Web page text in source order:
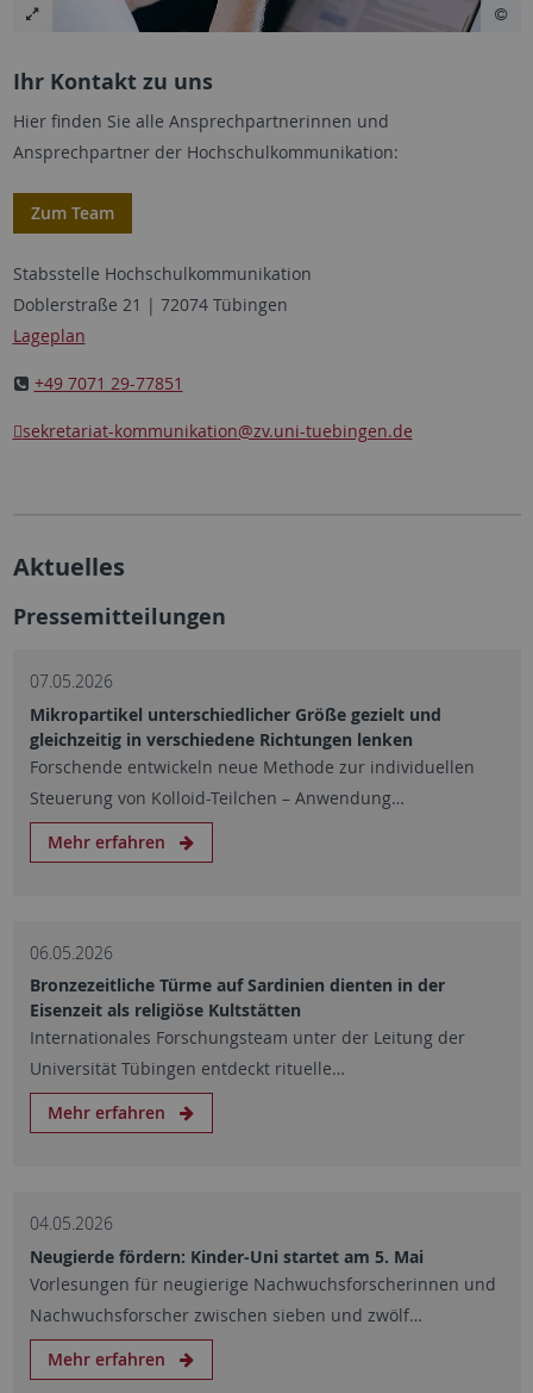
Ihr Kontakt zu uns
Hier finden Sie alle Ansprechpartnerinnen und
Ansprechpartner der Hochschulkommunikation:
Zum Team
Stabsstelle Hochschulkommunikation
Doblerstraße 21 | 72074 Tübingen
Lageplan
+49 7071 29-77851
sekretariat-kommunikation@zv.uni-tuebingen.de
Aktuelles
Pressemitteilungen
07.05.2026
Mikropartikel unterschiedlicher Größe gezielt und
gleichzeitig in verschiedene Richtungen lenken
Forschende entwickeln neue Methode zur individuellen
Steuerung von Kolloid-Teilchen – Anwendung…
Mehr erfahren
06.05.2026
Bronzezeitliche Türme auf Sardinien dienten in der
Eisenzeit als religiöse Kultstätten
Internationales Forschungsteam unter der Leitung der
Universität Tübingen entdeckt rituelle…
Mehr erfahren
04.05.2026
Neugierde fördern: Kinder-Uni startet am 5. Mai
Vorlesungen für neugierige Nachwuchsforscherinnen und
Nachwuchsforscher zwischen sieben und zwölf…
Mehr erfahren